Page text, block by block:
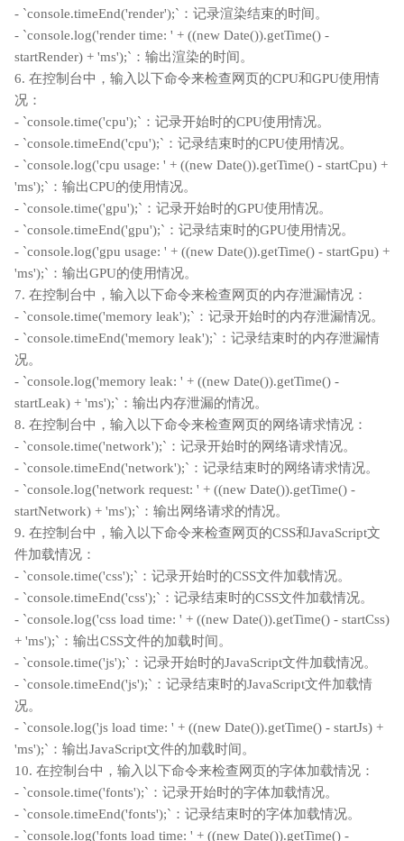
- `console.timeEnd('render');`：记录渲染结束的时间。
- `console.log('render time: ' + ((new Date()).getTime() -
startRender) + 'ms');`：输出渲染的时间。
6. 在控制台中，输入以下命令来检查网页的CPU和GPU使用情
况：
- `console.time('cpu');`：记录开始时的CPU使用情况。
- `console.timeEnd('cpu');`：记录结束时的CPU使用情况。
- `console.log('cpu usage: ' + ((new Date()).getTime() - startCpu) +
'ms');`：输出CPU的使用情况。
- `console.time('gpu');`：记录开始时的GPU使用情况。
- `console.timeEnd('gpu');`：记录结束时的GPU使用情况。
- `console.log('gpu usage: ' + ((new Date()).getTime() - startGpu) +
'ms');`：输出GPU的使用情况。
7. 在控制台中，输入以下命令来检查网页的内存泄漏情况：
- `console.time('memory leak');`：记录开始时的内存泄漏情况。
- `console.timeEnd('memory leak');`：记录结束时的内存泄漏情
况。
- `console.log('memory leak: ' + ((new Date()).getTime() -
startLeak) + 'ms');`：输出内存泄漏的情况。
8. 在控制台中，输入以下命令来检查网页的网络请求情况：
- `console.time('network');`：记录开始时的网络请求情况。
- `console.timeEnd('network');`：记录结束时的网络请求情况。
- `console.log('network request: ' + ((new Date()).getTime() -
startNetwork) + 'ms');`：输出网络请求的情况。
9. 在控制台中，输入以下命令来检查网页的CSS和JavaScript文
件加载情况：
- `console.time('css');`：记录开始时的CSS文件加载情况。
- `console.timeEnd('css');`：记录结束时的CSS文件加载情况。
- `console.log('css load time: ' + ((new Date()).getTime() - startCss)
+ 'ms');`：输出CSS文件的加载时间。
- `console.time('js');`：记录开始时的JavaScript文件加载情况。
- `console.timeEnd('js');`：记录结束时的JavaScript文件加载情
况。
- `console.log('js load time: ' + ((new Date()).getTime() - startJs) +
'ms');`：输出JavaScript文件的加载时间。
10. 在控制台中，输入以下命令来检查网页的字体加载情况：
- `console.time('fonts');`：记录开始时的字体加载情况。
- `console.timeEnd('fonts');`：记录结束时的字体加载情况。
- `console.log('fonts load time: ' + ((new Date()).getTime() -